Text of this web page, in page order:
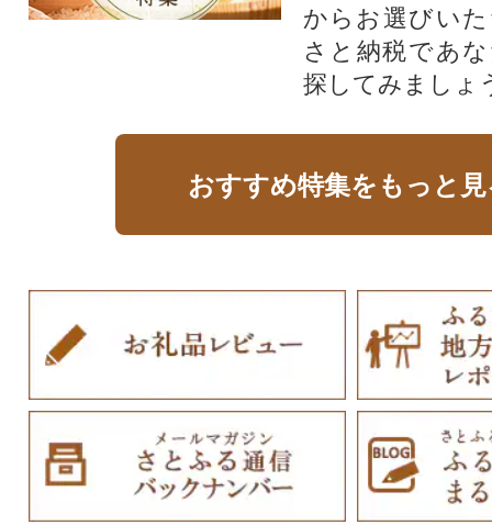
からお選びい
さと納税であ
探してみましょ
おすすめ特集をもっと